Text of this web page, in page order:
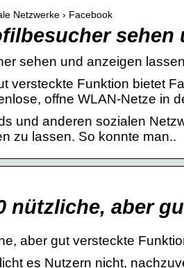
Netzwerke › Facebook
sehen
sehen und anzeigen
versteckte Funktion bietet
offne WLAN-Netze in
und anderen sozialen
zu lassen. So konnte man..
nützliche, aber
aber gut versteckte
es Nutzern nicht,